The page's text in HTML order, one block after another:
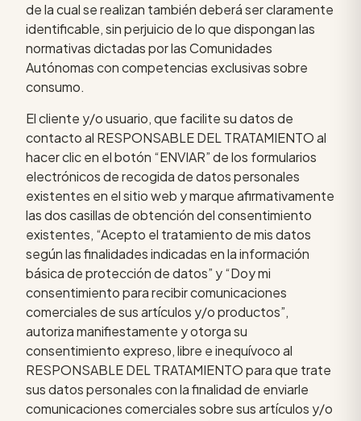
de la cual se realizan también deberá ser claramente
identificable, sin perjuicio de lo que dispongan las
normativas dictadas por las Comunidades
Autónomas con competencias exclusivas sobre
consumo.
El cliente y/o usuario, que facilite su datos de
contacto al RESPONSABLE DEL TRATAMIENTO al
hacer clic en el botón “ENVIAR” de los formularios
electrónicos de recogida de datos personales
existentes en el sitio web y marque afirmativamente
las dos casillas de obtención del consentimiento
existentes, “Acepto el tratamiento de mis datos
según las finalidades indicadas en la información
básica de protección de datos” y “Doy mi
consentimiento para recibir comunicaciones
comerciales de sus artículos y/o productos”,
autoriza manifiestamente y otorga su
consentimiento expreso, libre e inequívoco al
RESPONSABLE DEL TRATAMIENTO para que trate
sus datos personales con la finalidad de enviarle
comunicaciones comerciales sobre sus artículos y/o